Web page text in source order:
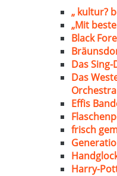
„ kultur?
„Mit
Black
Das Sing-
Das
Orchestra
Effis
frisch
Harry-